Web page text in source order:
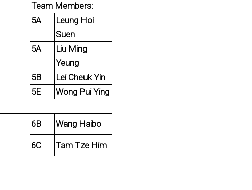
Team Members:
5A
Leung Hoi
Suen
5A
Liu Ming
Yeung
5B
Lei Cheuk Yin
5E
Wong Pui Ying
6B Wang Haibo
6C Tam Tze Him